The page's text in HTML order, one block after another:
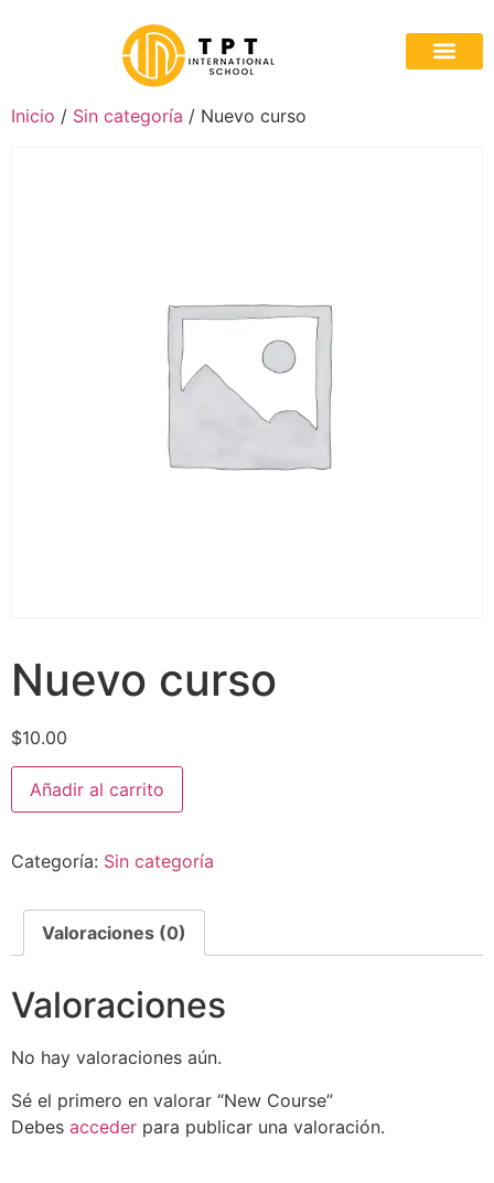
Inicio / Sin categoría / Nuevo curso
Nuevo curso
$10.00
Añadir al carrito
Categoría: Sin categoría
Valoraciones (0)
Valoraciones
No hay valoraciones aún.
Sé el primero en valorar “New Course”
Debes acceder para publicar una valoración.